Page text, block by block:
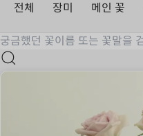
전체 장미 메인 꽃